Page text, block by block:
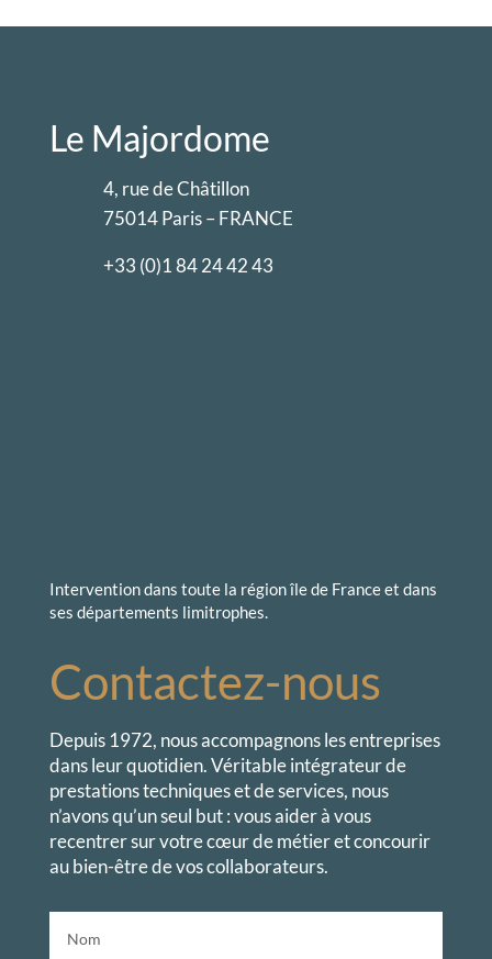
Le Majordome
4, rue de Châtillon
75014 Paris – FRANCE
+33 (0)1 84 24 42 43
Intervention dans toute la région île de France et dans
ses départements limitrophes.
Contactez-nous
Depuis 1972, nous accompagnons les entreprises
dans leur quotidien. Véritable intégrateur de
prestations techniques et de services, nous
n’avons qu’un seul but : vous aider à vous
recentrer sur votre cœur de métier et concourir
au bien-être de vos collaborateurs.